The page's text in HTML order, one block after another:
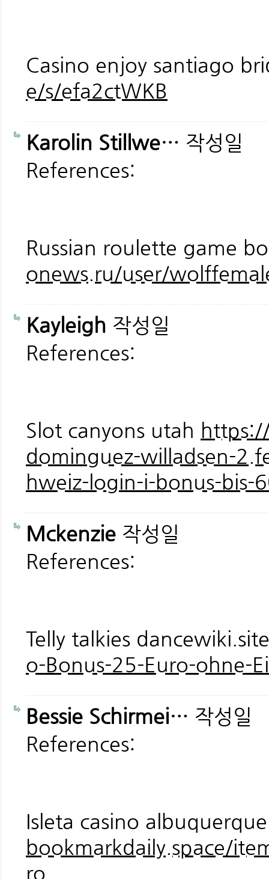
Casino enjoy santiago
e/s/efa2ctWKB
Karolin Stillwe… 작성일
References:
Russian roulette game
onews.ru/user/
Kayleigh 작성일
References:
Slot canyons utah
dominguez-willadsen-
hweiz-login-i-bonus-bis-
Mckenzie 작성일
References:
Telly talkies
o-Bonus-25-Euro-ohne-
Bessie Schirmei… 작성일
References:
Isleta casino
bookmarkdaily.space/
ro